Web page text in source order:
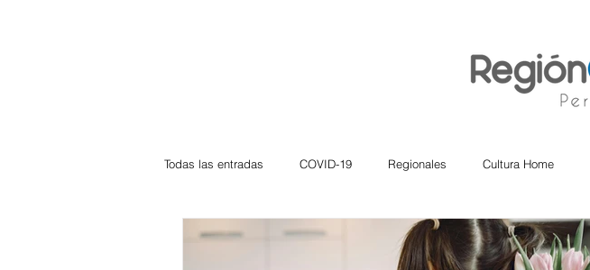
Todas las entradas COVID-19 Regionales Cultura Home
Deportes Atlántico La Guajira Cesar English